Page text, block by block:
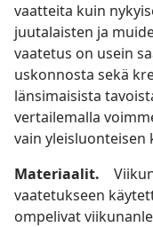
vaatteita kuin
juutalaisten ja
vaatetus on usein
uskonnosta sekä
länsimaisista
vertailemalla
vain yleisluonteisen
Materiaalit.
vaatetukseen
ompelivat